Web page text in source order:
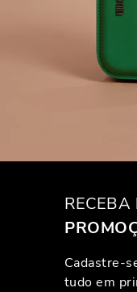
RECEBA
Cadastre-
tudo em